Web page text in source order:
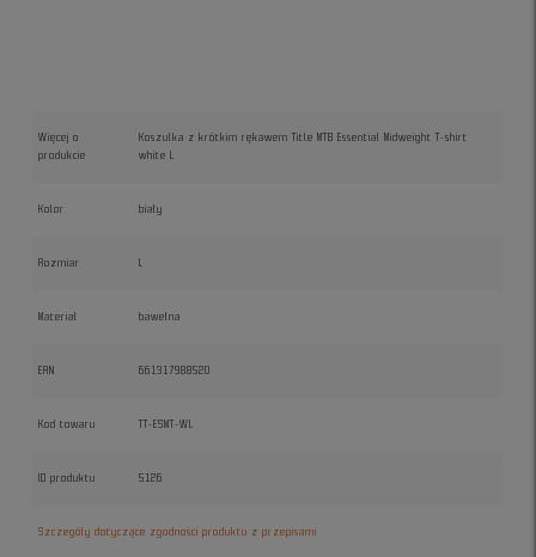
Więcej o
produkcie
Koszulka z krótkim rękawem Title MTB Essential Midweight T-shirt
white L
Kolor biały
Rozmiar L
Materiał bawełna
EAN 661317988520
Kod towaru TT-ESMT-WL
ID produktu 5126
Szczegóły dotyczące zgodności produktu z przepisami